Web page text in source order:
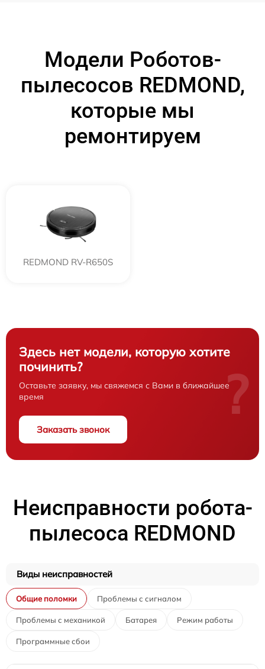
Модели Роботов-
пылесосов REDMOND,
которые мы
ремонтируем
REDMOND RV-R650S
Здесь нет модели, которую хотите
починить?
Оставьте заявку, мы свяжемся с Вами в ближайшее
время
Заказать звонок
?
Неисправности робота-
пылесоса REDMOND
Виды неисправностей
Общие поломки Проблемы с сигналом
Проблемы с механикой Батарея Режим работы
Программные сбои